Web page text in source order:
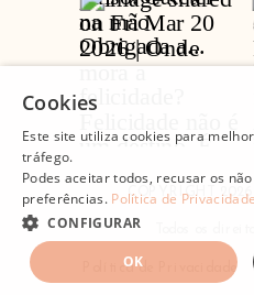
Política de Privacidade
COPYRIGHT
Cookies
Este site utiliza cookies para
tráfego.
Podes aceitar todos, recusar os
preferências. Política de Privacidade
CONFIGURAR
OK